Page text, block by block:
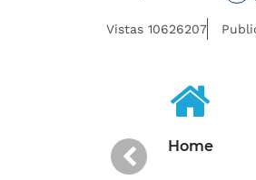
Vistas 10626207
Anterior
Home